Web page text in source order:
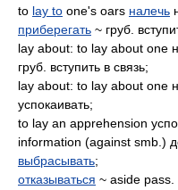
to lay to one's oars налечь
приберегать ~ груб.
lay about: to lay about one
груб. вступить в связь;
lay about: to lay about one
успокаивать;
to lay an apprehension
information (against smb.)
выбрасывать;
отказываться ~ aside